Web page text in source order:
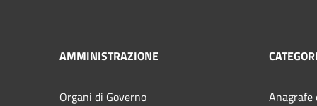
AMMINISTRAZIONE
Organi di Governo